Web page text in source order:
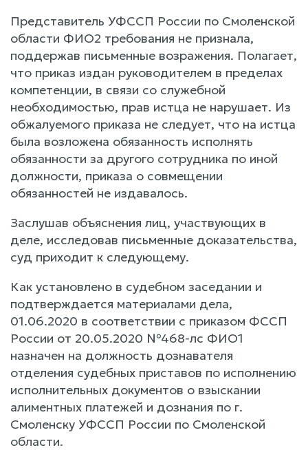
Представитель УФССП России по Смоленской
области ФИО2 требования не признала,
поддержав письменные возражения. Полагает,
что приказ издан руководителем в пределах
компетенции, в связи со служебной
необходимостью, прав истца не нарушает. Из
обжалуемого приказа не следует, что на истца
была возложена обязанность исполнять
обязанности за другого сотрудника по иной
должности, приказа о совмещении
обязанностей не издавалось.
Заслушав объяснения лиц, участвующих в
деле, исследовав письменные доказательства,
суд приходит к следующему.
Как установлено в судебном заседании и
подтверждается материалами дела,
01.06.2020 в соответствии с приказом ФССП
России от 20.05.2020 №468-лс ФИО1
назначен на должность дознавателя
отделения судебных приставов по исполнению
исполнительных документов о взыскании
алиментных платежей и дознания по г.
Смоленску УФССП России по Смоленской
области.